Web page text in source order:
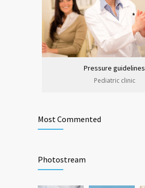
Pressure guidelines
Pediatric clinic
Most Commented
Photostream